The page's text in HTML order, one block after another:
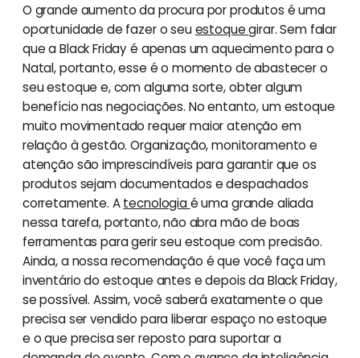
O grande aumento da procura por produtos é uma
oportunidade de fazer o seuestoquegirar. Sem falar
que a Black Friday é apenas um aquecimento para o
Natal, portanto, esse é o momento de abastecer o
seu estoque e, com alguma sorte, obter algum
benefício nas negociações. No entanto, um estoque
muito movimentado requer maior atenção em
relação à gestão. Organização, monitoramento e
atenção são imprescindíveis para garantir que os
produtos sejam documentados e despachados
corretamente. Atecnologiaé uma grande aliada
nessa tarefa, portanto, não abra mão de boas
ferramentas para gerir seu estoque com precisão.
Ainda, a nossa recomendação é que você faça um
inventário do estoque antes e depois da Black Friday,
se possível. Assim, você saberá exatamente o que
precisa ser vendido para liberar espaço no estoque
e o que precisa ser reposto para suportar a